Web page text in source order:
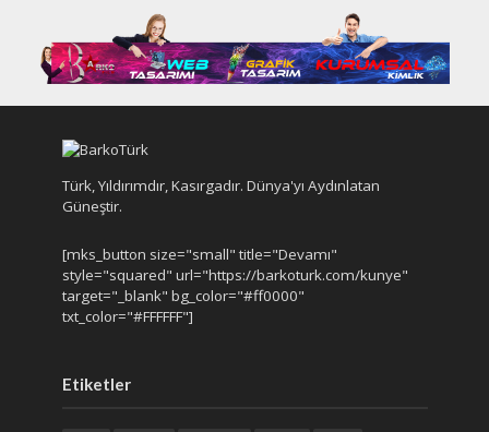
Türk, Yıldırımdır, Kasırgadır. Dünya'yı Aydınlatan
Güneştir.
[mks_button size="small" title="Devamı"
style="squared" url="https://barkoturk.com/kunye"
target="_blank" bg_color="#ff0000"
txt_color="#FFFFFF"]
Etiketler